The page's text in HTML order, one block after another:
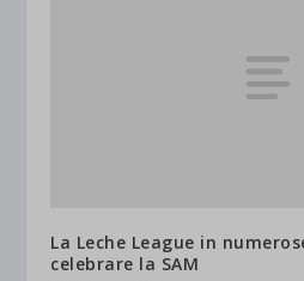
La Leche League in
celebrare la SAM